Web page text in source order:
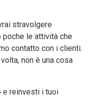
stravolgere
poche le attività che
contatto con i clienti.
non è una cosa
e reinvesti i tuoi